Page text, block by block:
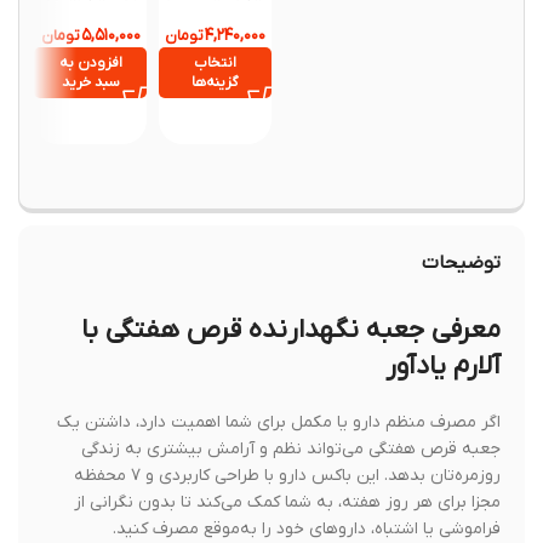
4
۴,۲۴۰,۰۰۰تومان
انتخاب
گزینه‌ها
۵,۵۱۰,۰۰۰تومان
افزودن به
سبد خرید
توضیحات
معرفی جعبه نگهدارنده قرص هفتگی با
آلارم یادآور
اگر مصرف منظم دارو یا مکمل برای شما اهمیت دارد، داشتن یک
جعبه قرص هفتگی می‌تواند نظم و آرامش بیشتری به زندگی
روزمره‌تان بدهد. این باکس دارو با طراحی کاربردی و ۷ محفظه
مجزا برای هر روز هفته، به شما کمک می‌کند تا بدون نگرانی از
فراموشی یا اشتباه، داروهای خود را به‌موقع مصرف کنید.